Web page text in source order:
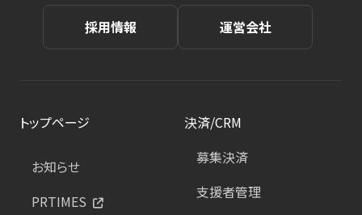
採用情報 運営会社
トップページ
お知らせ
PRTIMES
決済/CRM
募集決済
支援者管理